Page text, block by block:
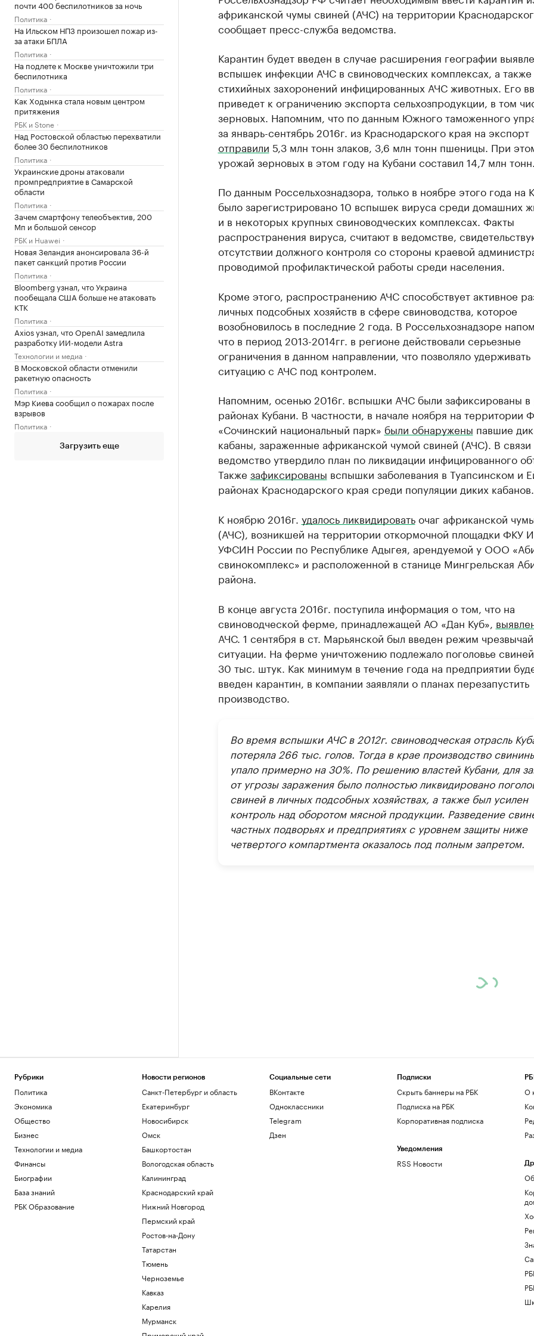
почти 400 беспилотников за ночь
Политика
На Ильском НПЗ произошел пожар из-
за атаки БПЛА
Политика
На подлете к Москве уничтожили три
беспилотника
Политика
Как Ходынка стала новым центром
притяжения
РБК и Stone
Над Ростовской областью перехватили
более 30 беспилотников
Политика
Украинские дроны атаковали
промпредприятие в Самарской
области
Политика
Зачем смартфону телеобъектив, 200
Мп и большой сенсор
РБК и Huawei
Новая Зеландия анонсировала 36-й
пакет санкций против России
Политика
Bloomberg узнал, что Украина
пообещала США больше не атаковать
КТК
Политика
Axios узнал, что OpenAI замедлила
разработку ИИ-модели Astra
Технологии и медиа
В Московской области отменили
ракетную опасность
Политика
Мэр Киева сообщил о пожарах после
взрывов
Политика
Загрузить еще
африканской чумы свиней (АЧС) на территории
сообщает пресс-служба ведомства.
Карантин будет введен в случае расширения географии
вспышек инфекции АЧС в свиноводческих комплексах, а также
стихийных захоронений инфицированных АЧС животных. Его
приведет к ограничению экспорта сельхозпродукции, в том
зерновых. Напомним, что по данным Южного таможенного
за январь-сентябрь 2016г. из Краснодарского края на экспорт
отправили 5,3 млн тонн злаков, 3,6 млн тонн пшеницы. При
урожай зерновых в этом году на Кубани составил 14,7 млн тонн.
По данным Россельхознадзора, только в ноябре этого года на
было зарегистрировано 10 вспышек вируса среди домашних
и в некоторых крупных свиноводческих комплексах. Факты
распространения вируса, считают в ведомстве,
отсутствии должного контроля со стороны краевой
проводимой профилактической работы среди населения.
Кроме этого, распространению АЧС способствует активное
личных подсобных хозяйств в сфере свиноводства, которое
возобновилось в последние 2 года. В Россельхознадзоре
что в период 2013-2014гг. в регионе действовали серьезные
ограничения в данном направлении, что позволяло удерживать
ситуацию с АЧС под контролем.
Напомним, осенью 2016г. вспышки АЧС были зафиксированы в
районах Кубани. В частности, в начале ноября на территории
«Сочинский национальный парк» были обнаружены павшие
кабаны, зараженные африканской чумой свиней (АЧС). В
ведомство утвердило план по ликвидации инфицированного
Также зафиксированы вспышки заболевания в Туапсинском и
районах Краснодарского края среди популяции диких кабанов.
К ноябрю 2016г. удалось ликвидироватьочаг африканской
(АЧС), возникшей на территории откормочной площадки ФКУ
УФСИН России по Республике Адыгея, арендуемой у ООО
свинокомплекс» и расположенной в станице Мингрельская
района.
В конце августа 2016г. поступила информация о том, что на
свиноводческой ферме, принадлежащей АО «Дан Куб»,
АЧС. 1 сентября в ст. Марьянской был введен режим
ситуации. На ферме уничтожению подлежало поголовье
30 тыс. штук. Как минимум в течение года на предприятии
введен карантин, в компании заявляли о планах перезапустить
производство.​​
Во время вспышки АЧС в 2012г. свиноводческая отрасль
потеряла 266 тыс. голов. Тогда в крае производство
упало примерно на 30%. По решению властей Кубани, для
от угрозы заражения было полностью ликвидировано
свиней в личных подсобных хозяйствах, а также был усилен
контроль над оборотом мясной продукции. Разведение
частных подворьях и предприятиях с уровнем защиты ниже
четвертого компартмента оказалось под полным запретом.
Рубрики
Политика
Экономика
Общество
Бизнес
Технологии и медиа
Финансы
Биографии
База знаний
РБК Образование
Новости регионов
Санкт-Петербург и область
Екатеринбург
Новосибирск
Омск
Башкортостан
Вологодская область
Калининград
Краснодарский край
Нижний Новгород
Пермский край
Ростов-на-Дону
Татарстан
Тюмень
Черноземье
Кавказ
Карелия
Мурманск
Социальные сети
ВКонтакте
Одноклассники
Telegram
Дзен
Подписки
Скрыть баннеры на РБК
Подписка на РБК
Корпоративная подписка
Уведомления
RSS Новости
О